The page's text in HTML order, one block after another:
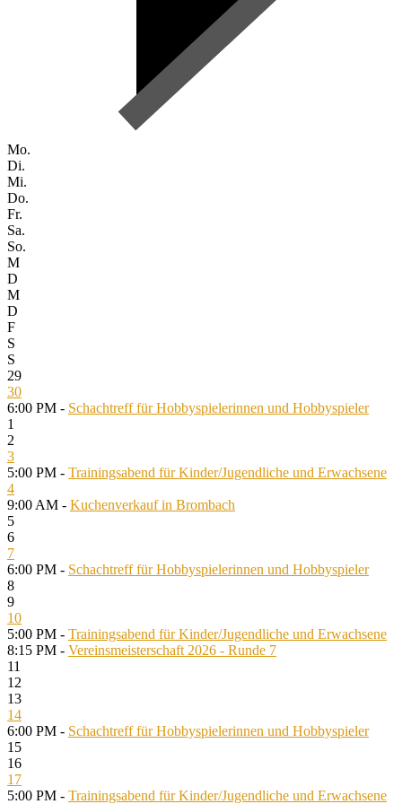
Mo.
Di.
Mi.
Do.
Fr.
Sa.
So.
M
D
M
D
F
S
S
29
30
6:00 PM - Schachtreff für Hobbyspielerinnen und Hobbyspieler
1
2
3
5:00 PM - Trainingsabend für Kinder/Jugendliche und Erwachsene
4
9:00 AM - Kuchenverkauf in Brombach
5
6
7
6:00 PM - Schachtreff für Hobbyspielerinnen und Hobbyspieler
8
9
10
5:00 PM - Trainingsabend für Kinder/Jugendliche und Erwachsene
8:15 PM - Vereinsmeisterschaft 2026 - Runde 7
11
12
13
14
6:00 PM - Schachtreff für Hobbyspielerinnen und Hobbyspieler
15
16
17
5:00 PM - Trainingsabend für Kinder/Jugendliche und Erwachsene